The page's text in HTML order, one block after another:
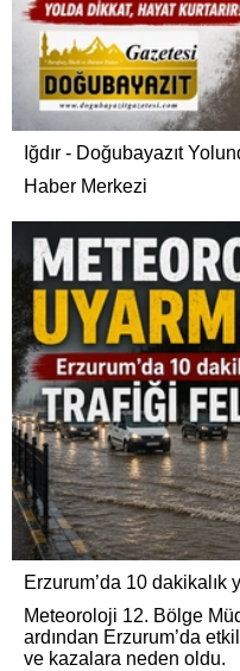
Iğdır - Doğubayazıt
Haber Merkezi
Erzurum’da 10 dakikalık
Meteoroloji 12. Bölge
ardından Erzurum’da
ve kazalara neden oldu.